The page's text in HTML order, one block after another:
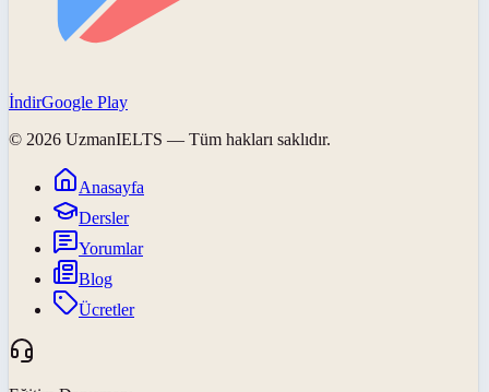
İndirGoogle Play
© 2026 UzmanIELTS — Tüm hakları saklıdır.
Anasayfa
Dersler
Yorumlar
Blog
Ücretler